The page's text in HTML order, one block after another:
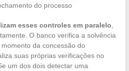
do processo
esses controles em paralelo
O banco verifica a solvência
da concessão do
suas próprias verificações no
um dos dois detectar uma